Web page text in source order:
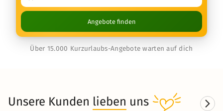
Angebote finden
Über 15.000 Kurzurlaubs-Angebote warten auf dich
Unsere Kunden lieben uns